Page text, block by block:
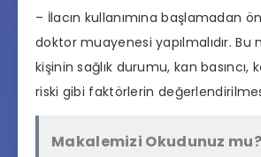
– İlacın kullanımına başlamadan
doktor muayenesi yapılmalıdır. Bu
kişinin sağlık durumu, kan basıncı,
riski gibi faktörlerin
Makalemizi Okudunuz mu?